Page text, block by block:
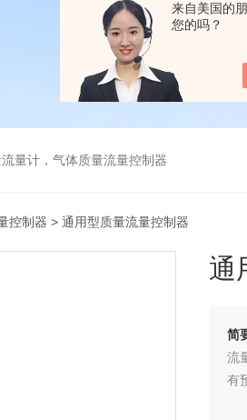
来自美国的
您的吗？
量计，气体质量流量控制器
控制器 > 通用型质量流量控制器
通
简
流
有